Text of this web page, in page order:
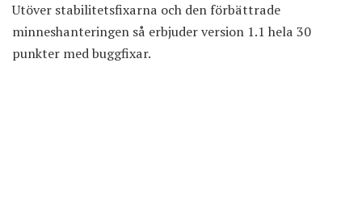
Utöver stabilitetsfixarna och den förbättrade
minneshanteringen så erbjuder version 1.1 hela 30
punkter med buggfixar.